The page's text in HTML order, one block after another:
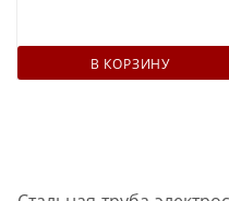
В КОРЗИНУ